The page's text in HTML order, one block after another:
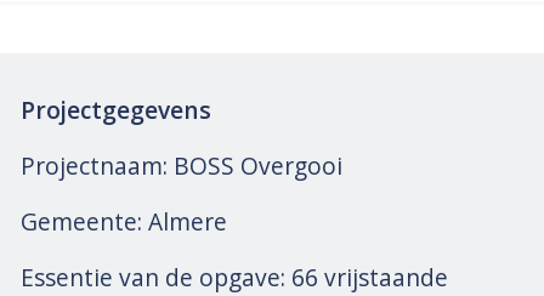
Projectgegevens
Projectnaam: BOSS Overgooi
Gemeente: Almere
Essentie van de opgave: 66 vrijstaande